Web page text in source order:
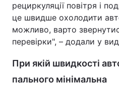
рециркуляції повітря і
це швидше охолодити
можливо, варто
перевірки", – додали у
При якій швидкості
пального мінімальна